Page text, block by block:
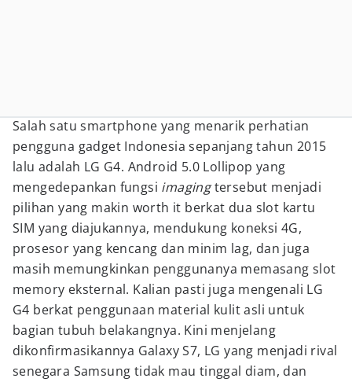
Salah satu smartphone yang menarik perhatian
pengguna gadget Indonesia sepanjang tahun 2015
lalu adalah LG G4. Android 5.0 Lollipop yang
mengedepankan fungsi imagingtersebut menjadi
pilihan yang makin worth it berkat dua slot kartu
SIM yang diajukannya, mendukung koneksi 4G,
prosesor yang kencang dan minim lag, dan juga
masih memungkinkan penggunanya memasang slot
memory eksternal. Kalian pasti juga mengenali LG
G4 berkat penggunaan material kulit asli untuk
bagian tubuh belakangnya. Kini menjelang
dikonfirmasikannya Galaxy S7, LG yang menjadi rival
senegara Samsung tidak mau tinggal diam, dan